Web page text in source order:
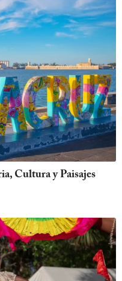
Cultura y Paisajes